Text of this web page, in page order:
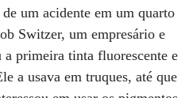
um acidente em um quarto
Switzer, um empresário e
a primeira tinta fluorescente e
a usava em truques, até que